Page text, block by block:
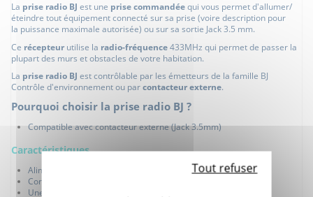
La prise radio BJ est une prise commandéequi vous permet d'allumer/
éteindre tout équipement connecté sur sa prise (voire description pour
la puissance maximale autorisée) ou sur sa sortie Jack 3.5 mm.
Ce récepteur utilise la radio-fréquence433MHz qui permet de passer la
plupart des murs et obstacles de votre habitation.
La prise radio BJ est contrôlable par les émetteurs de la famille BJ
Contrôle d'environnement ou parcontacteur externe.
Pourquoi choisir la prise radio BJ ?
Compatible avec contacteur externe (Jack 3.5mm)
Caractéristiques
Alimentation : 230 V AC
Contrôlable par onde radio (émetteurs de la gamme BJ)
Une entrée et une sortie JAck 3.5mm mono (femelle)
Tout refuser